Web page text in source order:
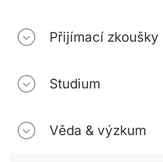
Přijímací zkoušky
Studium
Věda & výzkum